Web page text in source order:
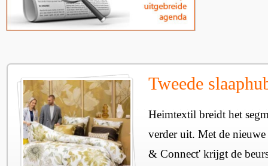
Tweede
Heimtextil breidt het
verder uit. Met de
& Connect' krijgt de